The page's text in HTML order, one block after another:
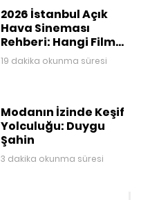
2026 İstanbul Açık
Hava Sineması
Rehberi: Hangi Film
Nerede Gösteriliyor?
19 dakika okunma süresi
Modanın İzinde Keşif
Yolculuğu: Duygu
Şahin
3 dakika okunma süresi